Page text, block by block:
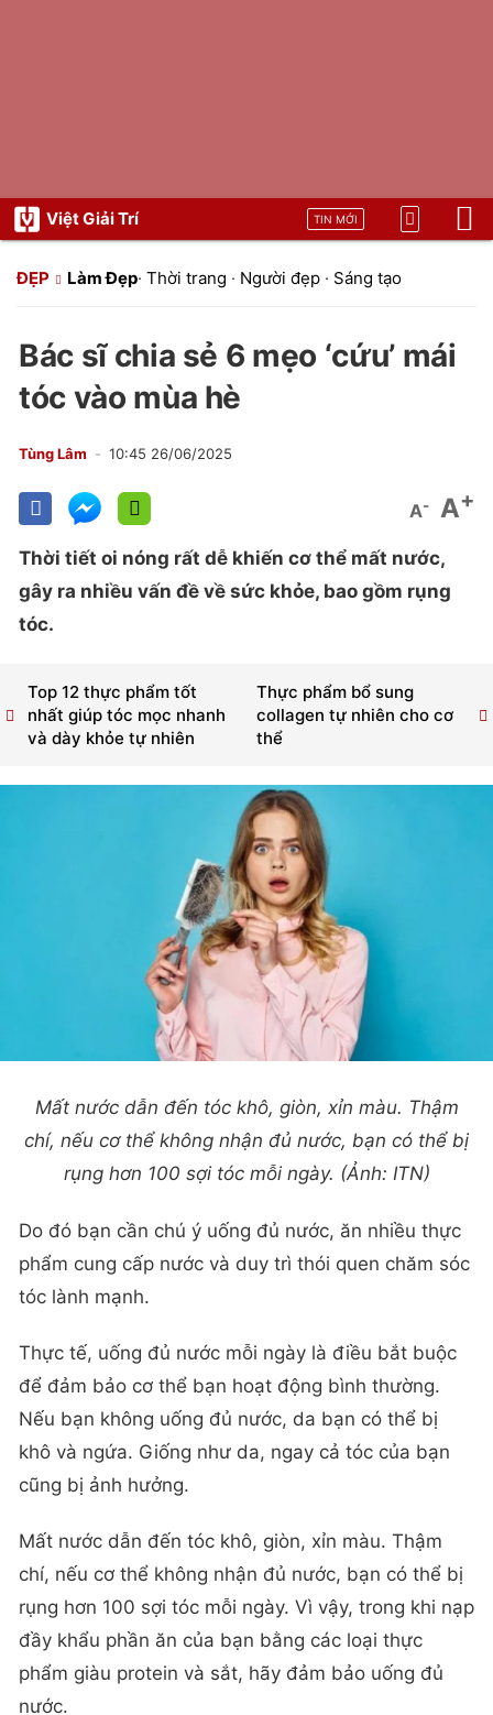
Việt Giải Trí TIN MỚI
ĐẸP Làm Đẹp· Thời trang · Người đẹp · Sáng tạo
Bác sĩ chia sẻ 6 mẹo ‘cứu’ mái
tóc vào mùa hè
Tùng Lâm 10:45 26/06/2025
A- A+
Thời tiết oi nóng rất dễ khiến cơ thể mất nước,
gây ra nhiều vấn đề về sức khỏe, bao gồm rụng
tóc.
Thực phẩm bổ sung
collagen tự nhiên cho cơ
thể
Top 12 thực phẩm tốt
nhất giúp tóc mọc nhanh
và dày khỏe tự nhiên
Mất nước dẫn đến tóc khô, giòn, xỉn màu. Thậm
chí, nếu cơ thể không nhận đủ nước, bạn có thể bị
rụng hơn 100 sợi tóc mỗi ngày. (Ảnh: ITN)
Do đó bạn cần chú ý uống đủ nước, ăn nhiều thực
phẩm cung cấp nước và duy trì thói quen chăm sóc
tóc lành mạnh.
Thực tế, uống đủ nước mỗi ngày là điều bắt buộc
để đảm bảo cơ thể bạn hoạt động bình thường.
Nếu bạn không uống đủ nước, da bạn có thể bị
khô và ngứa. Giống như da, ngay cả tóc của bạn
cũng bị ảnh hưởng.
Mất nước dẫn đến tóc khô, giòn, xỉn màu. Thậm
chí, nếu cơ thể không nhận đủ nước, bạn có thể bị
rụng hơn 100 sợi tóc mỗi ngày. Vì vậy, trong khi nạp
đầy khẩu phần ăn của bạn bằng các loại thực
phẩm giàu protein và sắt, hãy đảm bảo uống đủ
nước.